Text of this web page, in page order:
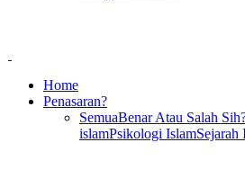
Home
Penasaran?
SemuaBenar Atau Salah
islamPsikologi IslamSejarah